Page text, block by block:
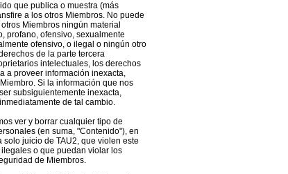
que publica o muestra (más
a los otros Miembros. No puede
Miembros ningún material
profano, ofensivo, sexualmente
ofensivo, o ilegal o ningún otro
de la parte tercera
intelectuales, los derechos
a proveer información inexacta,
Si la información que nos
subsiguientemente inexacta,
de tal cambio.
ver y borrar cualquier tipo de
(en suma, "Contenido"), en
juicio de TAU2, que violen este
o que puedan violar los
de Miembros.